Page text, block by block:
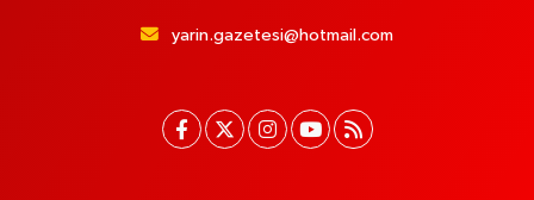
yarin.gazetesi@hotmail.com